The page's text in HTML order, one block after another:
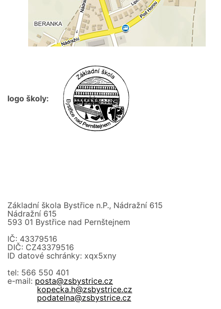
logo školy:
Základní škola Bystřice n.P., Nádražní 615
Nádražní 615
593 01 Bystřice nad Pernštejnem
IČ: 43379516
DIČ: CZ43379516
ID datové schránky: xqx5xny
tel: 566 550 401
e-mail: posta@zsbystrice.cz
kopecka.h@zsbystrice.cz
podatelna@zsbystrice.cz